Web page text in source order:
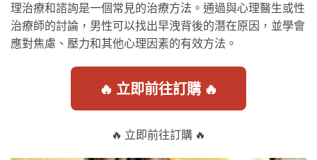
理治療和諮詢是一個常見的治療方法。通過與心理醫生或性
治療師的討論，男性可以找出早洩背後的潛在原因，並學會
應對焦慮、壓力和其他心理因素的有效方法。
🔥 立即前往訂購 🔥
🔥 立即前往訂購 🔥